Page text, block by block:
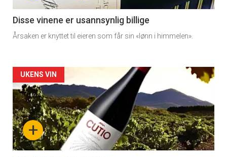
Disse vinene er usannsynlig billige
Årsaken er knyttet til eieren som får sin «lønn i himmelen».
Forsiden
akkurat
nå
-
+
UKENS VIN